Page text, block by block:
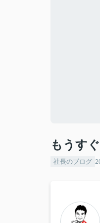
もうす
社長のブログ